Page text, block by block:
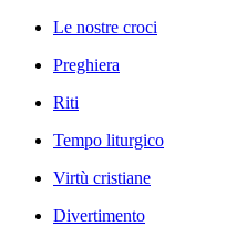
Le nostre croci
Preghiera
Riti
Tempo liturgico
Virtù cristiane
Divertimento